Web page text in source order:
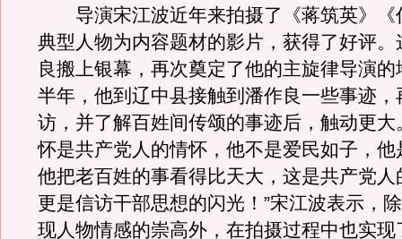
导演宋江波近年来拍摄了《蒋筑英》《
典型人物为内容题材的影片，获得了好评。
良搬上银幕，再次奠定了他的主旋律导演
半年，他到辽中县接触到潘作良一些事迹，
访，并了解百姓间传颂的事迹后，触动更大
怀是共产党人的情怀，他不是爱民如子，他
他把老百姓的事看得比天大，这是共产党人
更是信访干部思想的闪光！”宋江波表示，
现人物情感的崇高外，在拍摄过程中也实现